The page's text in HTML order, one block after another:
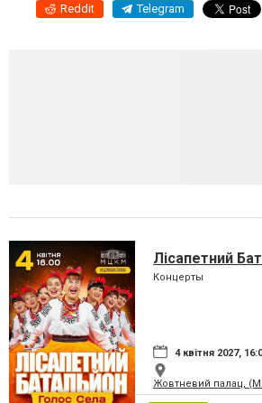
Reddit Telegram
Лісапетний
Концерты
4 квітня 2027,
Жовтневий палац,